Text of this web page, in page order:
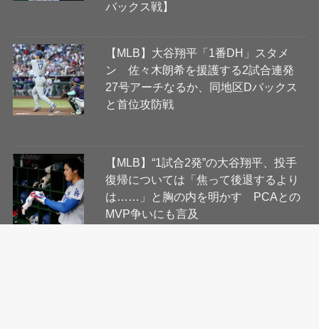
バックス戦】
【MLB】大谷翔平「1番DH」スタメ
ン 佐々木朗希を援護する2試合連発
27号アーチなるか、同地区Dバックス
と首位攻防戦
【MLB】“1試合2発”の大谷翔平、投手
復帰については「焦って後退するより
は……」と胸の内を明かす PCAとの
MVP争いにも言及